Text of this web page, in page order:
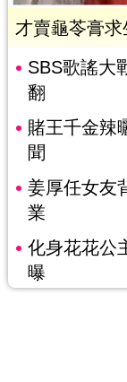
才賣龜苓膏
SBS歌謠大
翻
賭王千金辣
聞
姜厚任女友
業
化身花花公
曝